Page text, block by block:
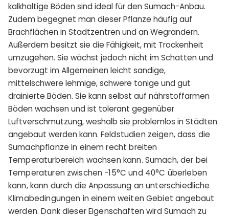
kalkhaltige Böden sind ideal für den Sumach-Anbau.
Zudem begegnet man dieser Pflanze häufig auf
Brachflächen in Stadtzentren und an Wegrändern.
Außerdem besitzt sie die Fähigkeit, mit Trockenheit
umzugehen. Sie wächst jedoch nicht im Schatten und
bevorzugt im Allgemeinen leicht sandige,
mittelschwere lehmige, schwere tonige und gut
drainierte Böden. Sie kann selbst auf nährstoffarmen
Böden wachsen und ist tolerant gegenüber
Luftverschmutzung, weshalb sie problemlos in Städten
angebaut werden kann. Feldstudien zeigen, dass die
Sumachpflanze in einem recht breiten
Temperaturbereich wachsen kann. Sumach, der bei
Temperaturen zwischen -15°C und 40°C überleben
kann, kann durch die Anpassung an unterschiedliche
Klimabedingungen in einem weiten Gebiet angebaut
werden. Dank dieser Eigenschaften wird Sumach zu